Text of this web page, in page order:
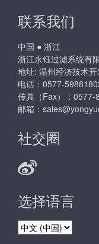
联系我们
中国 ● 浙江
浙江永钰过滤系统有
地址: 温州经济技术
电话：0577-
传真（Fax）：0577-
邮箱：
社交圈
选择语言
选